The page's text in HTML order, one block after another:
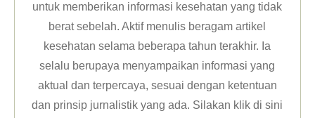
untuk memberikan informasi kesehatan yang tidak
berat sebelah. Aktif menulis beragam artikel
kesehatan selama beberapa tahun terakhir. Ia
selalu berupaya menyampaikan informasi yang
aktual dan terpercaya, sesuai dengan ketentuan
dan prinsip jurnalistik yang ada. Silakan klikdi sini